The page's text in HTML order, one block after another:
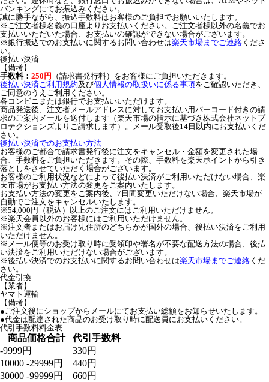
バンキングにてお振込みください。
誠に勝手ながら、振込手数料はお客様のご負担でお願いいたします。
※ご注文者様名義の口座よりお支払いください。ご注文者様以外の名義でお
支払いいただいた場合、お支払いの確認ができない場合がございます。
※銀行振込でのお支払いに関するお問い合わせは楽天市場までご連絡 くださ
い。
後払い決済
【備考】
手数料： 250円 （請求書発行料）をお客様にご負担いただきます。
後払い決済ご利用規約及び個人情報の取扱いに係る事項をご確認いただき、
ご同意のうえご利用ください。
各コンビニまたは銀行でお支払いいただけます。
商品発送後、注文者メールアドレスに対してお支払い用バーコード付きの請
求のご案内メールを送付します（楽天市場の指示に基づき株式会社ネットプ
ロテクションズよりご請求します）。メール受取後14日以内にお支払いくだ
さい。
後払い決済でのお支払い方法
お客様のご都合で請求書発行後に注文をキャンセル・金額を変更された場
合、手数料をご負担いただきます。その際、手数料を楽天ポイントから引き
落としをさせていただく場合がございます。
お客様のご利用状況などによって後払い決済がご利用いただけない場合、楽
天市場がお支払い方法の変更をご案内いたします。
お支払い方法の変更をご案内後、7日間変更いただけない場合、楽天市場が
自動でご注文をキャンセルいたします。
※54,000円（税込）以上のご注文にはご利用いただけません。
※楽天会員以外のお客様にはご利用いただけません。
※注文者またはお届け先住所のどちらかが国外の場合、後払い決済をご利用
いただけません。
※メール便等のお受け取り時に受領印や署名が不要な配送方法の場合、後払
い決済をご利用いただけない場合がございます。
※後払い決済でのお支払いに関するお問い合わせは楽天市場までご連絡 くだ
さい。
代金引換
【業者】
ヤマト運輸
【備考】
●ご注文後にショップからメールにてお支払い総額をお知らせいたします。
●代金は配達された商品のお受け取り時に配送員にお支払いください。
代引手数料料金表
商品価格合計
代引手数料
-9999円
330円
10000 -29999円
440円
30000 -99999円
660円